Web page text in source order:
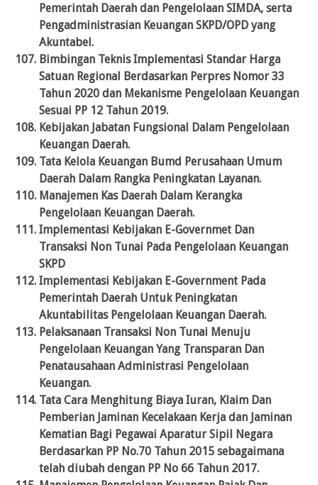
Pemerintah Daerah dan Pengelolaan SIMDA, serta
Pengadministrasian Keuangan SKPD/OPD yang
Akuntabel.
Bimbingan Teknis Implementasi Standar Harga
Satuan Regional Berdasarkan Perpres Nomor 33
Tahun 2020 dan Mekanisme Pengelolaan Keuangan
Sesuai PP 12 Tahun 2019.
Kebijakan Jabatan Fungsional Dalam Pengelolaan
Keuangan Daerah.
Tata Kelola Keuangan Bumd Perusahaan Umum
Daerah Dalam Rangka Peningkatan Layanan.
Manajemen Kas Daerah Dalam Kerangka
Pengelolaan Keuangan Daerah.
Implementasi Kebijakan E-Governmet Dan
Transaksi Non Tunai Pada Pengelolaan Keuangan
SKPD
Implementasi Kebijakan E-Government Pada
Pemerintah Daerah Untuk Peningkatan
Akuntabilitas Pengelolaan Keuangan Daerah.
Pelaksanaan Transaksi Non Tunai Menuju
Pengelolaan Keuangan Yang Transparan Dan
Penatausahaan Administrasi Pengelolaan
Keuangan.
Tata Cara Menghitung Biaya Iuran, Klaim Dan
Pemberian Jaminan Kecelakaan Kerja dan Jaminan
Kematian Bagi Pegawai Aparatur Sipil Negara
Berdasarkan PP No.70 Tahun 2015 sebagaimana
telah diubah dengan PP No 66 Tahun 2017.